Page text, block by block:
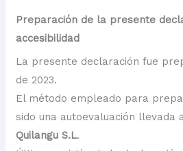
Preparación de la presente
accesibilidad
La presente declaración fue
de 2023.
El método empleado para
sido una autoevaluación llevada
Quilangu S.L.